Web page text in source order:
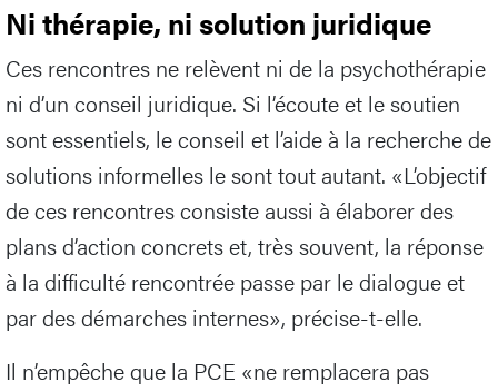
Ni thérapie, ni solution juridique
Ces rencontres ne relèvent ni de la psychothérapie
ni d’un conseil juridique. Si l’écoute et le soutien
sont essentiels, le conseil et l’aide à la recherche de
solutions informelles le sont tout autant. «L’objectif
de ces rencontres consiste aussi à élaborer des
plans d’action concrets et, très souvent, la réponse
à la difficulté rencontrée passe par le dialogue et
par des démarches internes», précise-t-elle.
Il n’empêche que la PCE «ne remplacera pas